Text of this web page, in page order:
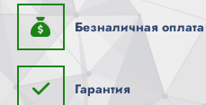
Безналичная оплата
Гарантия